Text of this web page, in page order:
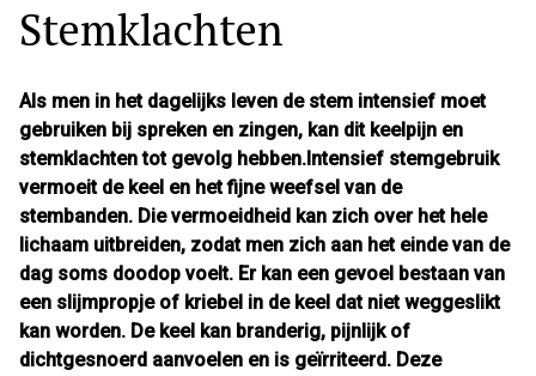
Stemklachten
Als men in het dagelijks leven de stem intensief moet
gebruiken bij spreken en zingen, kan dit keelpijn en
stemklachten tot gevolg hebben.Intensief stemgebruik
vermoeit de keel en het fijne weefsel van de
stembanden. Die vermoeidheid kan zich over het hele
lichaam uitbreiden, zodat men zich aan het einde van de
dag soms doodop voelt. Er kan een gevoel bestaan van
een slijmpropje of kriebel in de keel dat niet weggeslikt
kan worden. De keel kan branderig, pijnlijk of
dichtgesnoerd aanvoelen en is geïrriteerd. Deze